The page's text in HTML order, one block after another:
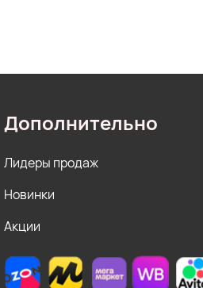
Дополнительно
Лидеры продаж
Новинки
Акции